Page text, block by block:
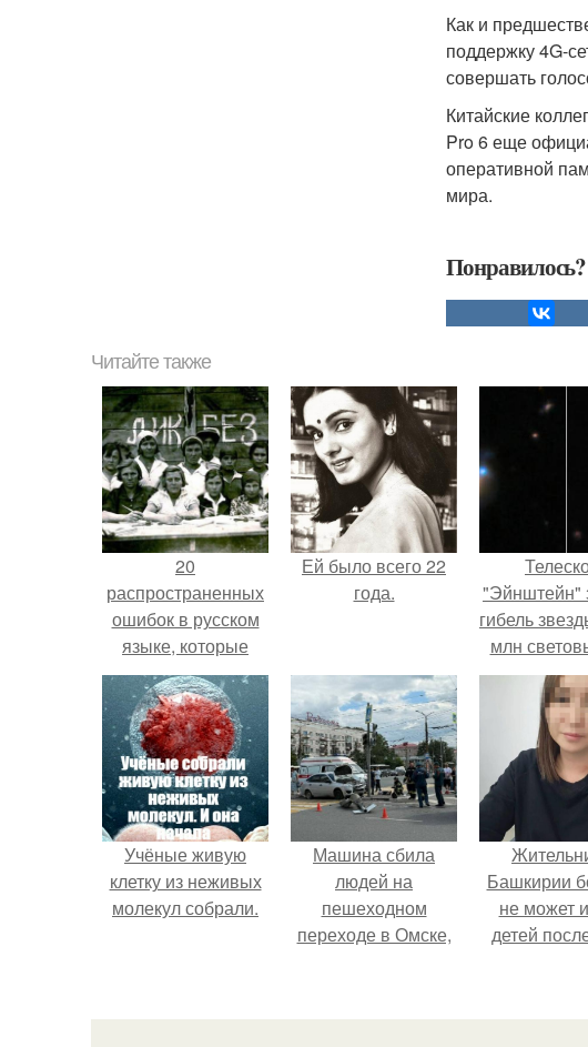
Как и
поддержку 4G-
совершать
Китайские
Pro 6 еще
оперативной
мира.
Читайте также
20
распространенных
ошибок в русском
языке, которые
хотя бы раз в жизни
делал каждый (Re.
Ей было всего 22
года.
"Эйнштейн"
гибель
млн
от
Учёные живую
клетку из неживых
молекул собрали.
Машина сбила
людей на
пешеходном
переходе в Омске,
Башкирии
не может
детей